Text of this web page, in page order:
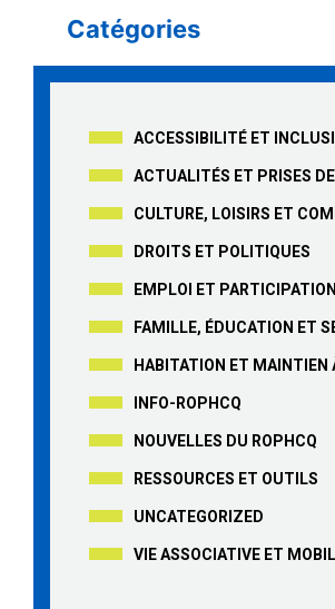
Catégories
ACCESSIBILITÉ ET
ACTUALITÉS ET PRISES
CULTURE, LOISIRS ET
DROITS ET POLITIQUES
EMPLOI ET
FAMILLE, ÉDUCATION ET
HABITATION ET MAINTIEN
INFO-ROPHCQ
NOUVELLES DU ROPHCQ
RESSOURCES ET OUTILS
UNCATEGORIZED
VIE ASSOCIATIVE ET